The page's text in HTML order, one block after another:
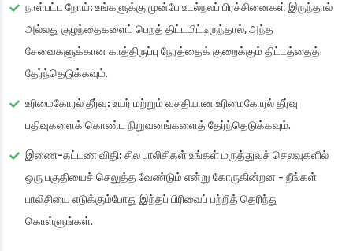
நாள்பட்ட நோய்: உங்களுக்கு முன்பே உடல்நலப் பிரச்சினைகள் இருந்தால்
அல்லது குழந்தைகளைப் பெறத் திட்டமிட்டிருந்தால், அந்த
சேவைகளுக்கான காத்திருப்பு நேரத்தைக் குறைக்கும் திட்டத்தைத்
தேர்ந்தெடுக்கவும்.
உரிமைகோரல் தீர்வு: உயர் மற்றும் வசதியான உரிமைகோரல் தீர்வு
பதிவுகளைக் கொண்ட நிறுவனங்களைத் தேர்ந்தெடுக்கவும்.
இணை-கட்டண விதி: சில பாலிசிகள் உங்கள் மருத்துவச் செலவுகளில்
ஒரு பகுதியைச் செலுத்த வேண்டும் என்று கோருகின்றன - நீங்கள்
பாலிசியை எடுக்கும்போது இந்தப் பிரிவைப் பற்றித் தெரிந்து
கொள்ளுங்கள்.